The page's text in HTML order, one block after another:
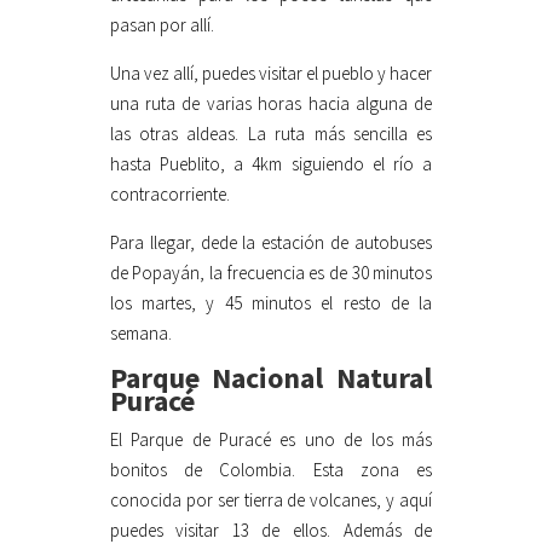
pasan por allí.
Una vez allí, puedes visitar el pueblo y hacer
una ruta de varias horas hacia alguna de
las otras aldeas. La ruta más sencilla es
hasta Pueblito, a 4km siguiendo el río a
contracorriente.
Para llegar, dede la estación de autobuses
de Popayán, la frecuencia es de 30 minutos
los martes, y 45 minutos el resto de la
semana.
Parque Nacional Natural
Puracé
El Parque de Puracé es uno de los más
bonitos de Colombia. Esta zona es
conocida por ser tierra de volcanes, y aquí
puedes visitar 13 de ellos. Además de